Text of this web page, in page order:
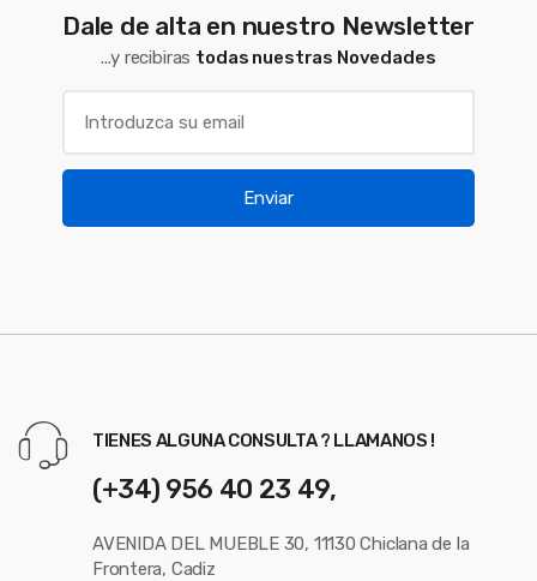
Dale de alta en nuestro Newsletter
...y recibiras todas nuestras Novedades
Enviar
TIENES ALGUNA CONSULTA ? LLAMANOS !
(+34) 956 40 23 49,
AVENIDA DEL MUEBLE 30, 11130 Chiclana de la
Frontera, Cadiz